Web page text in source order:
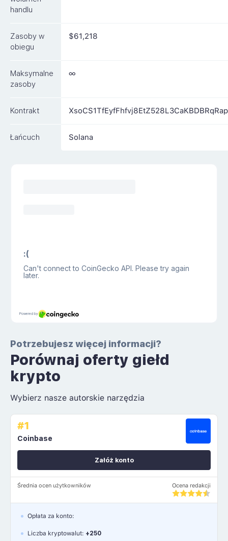
handlu
Zasoby w
obiegu
$61,218
Maksymalne
zasoby
∞
Kontrakt
Łańcuch Solana
Potrzebujesz więcej informacji?
Porównaj oferty giełd
krypto
Wybierz nasze autorskie narzędzia
#1
Coinbase
Średnia ocen użytkowników Ocena redakcji
Załóż konto
Opłata za konto:
Liczba kryptowalut: +250